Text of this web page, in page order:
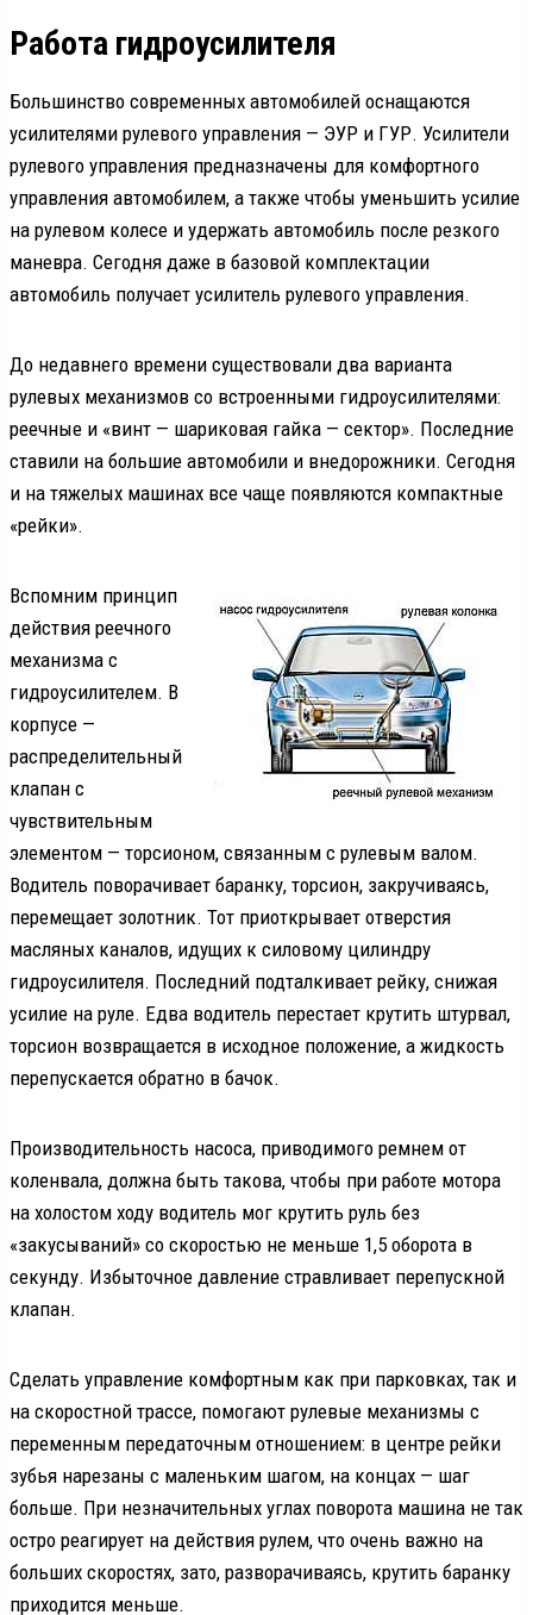
Работа гидроусилителя
Большинство современных автомобилей оснащаются
усилителями рулевого управления — ЭУР и ГУР. Усилители
рулевого управления предназначены для комфортного
управления автомобилем, а также чтобы уменьшить усилие
на рулевом колесе и удержать автомобиль после резкого
маневра. Сегодня даже в базовой комплектации
автомобиль получает усилитель рулевого управления.
До недавнего времени существовали два варианта
рулевых механизмов со встроенными гидроусилителями:
реечные и «винт — шариковая гайка — сектор». Последние
ставили на большие автомобили и внедорожники. Сегодня
и на тяжелых машинах все чаще появляются компактные
«рейки».
Вспомним принцип
действия реечного
механизма с
гидроусилителем. В
корпусе —
распределительный
клапан с
чувствительным
элементом — торсионом, связанным с рулевым валом.
Водитель поворачивает баранку, торсион, закручиваясь,
перемещает золотник. Тот приоткрывает отверстия
масляных каналов, идущих к силовому цилиндру
гидроусилителя. Последний подталкивает рейку, снижая
усилие на руле. Едва водитель перестает крутить штурвал,
торсион возвращается в исходное положение, а жидкость
перепускается обратно в бачок.
Производительность насоса, приводимого ремнем от
коленвала, должна быть такова, чтобы при работе мотора
на холостом ходу водитель мог крутить руль без
«закусываний» со скоростью не меньше 1,5 оборота в
секунду. Избыточное давление стравливает перепускной
клапан.
Сделать управление комфортным как при парковках, так и
на скоростной трассе, помогают рулевые механизмы с
переменным передаточным отношением: в центре рейки
зубья нарезаны с маленьким шагом, на концах — шаг
больше. При незначительных углах поворота машина не так
остро реагирует на действия рулем, что очень важно на
больших скоростях, зато, разворачиваясь, крутить баранку
приходится меньше.